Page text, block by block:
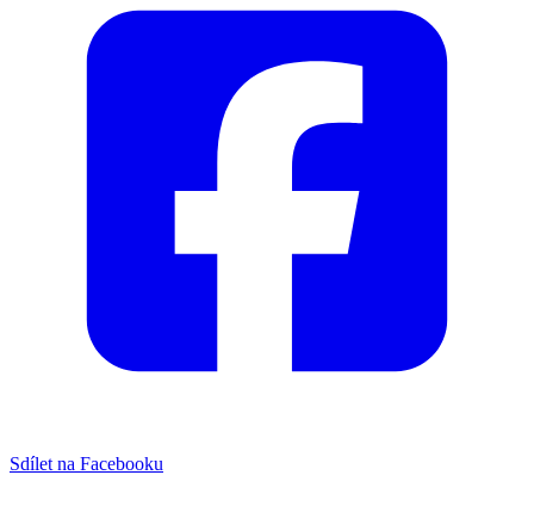
Sdílet na Facebooku